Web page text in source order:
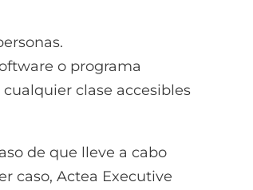
o programa
clase accesibles
de que lleve a cabo
caso, Actea Executive